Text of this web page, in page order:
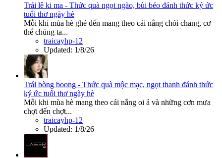
Trái lê ki ma - Thức quà ngọt ngào, bùi béo đánh thức ký ức
tuổi thơ ngày hè
Mỗi khi mùa hè ghé đến mang theo cái nắng chói chang, cơ
thể chúng ta...
traicayhp-12
Updated: 1/8/26
Trái bòng boong - Thức quà mộc mạc, ngọt thanh đánh thức
ký ức tuổi thơ ngày hè
Mỗi khi mùa hè mang theo cái nắng oi ả và những cơn mưa
chợt đến chợt...
traicayhp-12
Updated: 1/8/26